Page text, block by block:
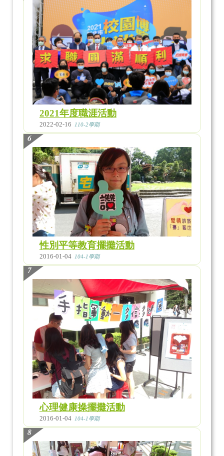
2021年度職涯活動
2022-02-16 110-2學期
6
性別平等教育擺攤活動
2016-01-04 104-1學期
7
心理健康操擺攤活動
2016-01-04 104-1學期
8